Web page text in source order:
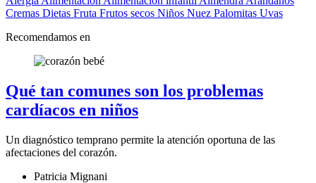
Cremas Dietas Fruta Frutos secos Niños Nuez Palomitas Uvas
Recomendamos en
Qué tan comunes son los problemas
cardíacos en niños
Un diagnóstico temprano permite la atención oportuna de las
afectaciones del corazón.
Patricia Mignani